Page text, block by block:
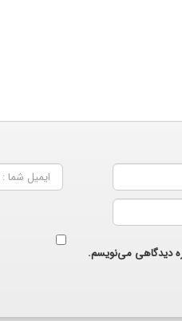
دیدگاهی می‌نویسم.